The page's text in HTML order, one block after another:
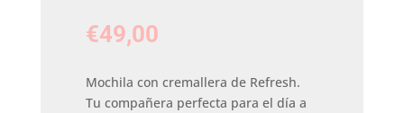
€49,00
Mochila con cremallera de Refresh.
Tu compañera perfecta para el día a